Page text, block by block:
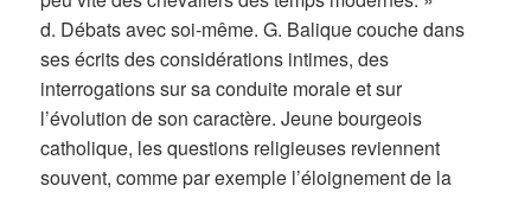
d. Débats avec soi-même. G. Balique couche dans
ses écrits des considérations intimes, des
interrogations sur sa conduite morale et sur
l’évolution de son caractère. Jeune bourgeois
catholique, les questions religieuses reviennent
souvent, comme par exemple l’éloignement de la